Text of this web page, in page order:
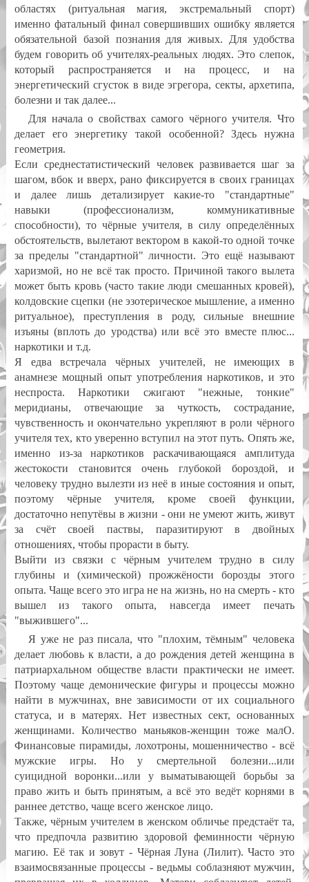
областях (ритуальная магия, экстремальный спорт)
именно фатальный финал совершивших ошибку является
обязательной базой познания для живых. Для удобства
будем говорить об учителях-реальных людях. Это слепок,
который распространяется и на процесс, и на
энергетический сгусток в виде эгрегора, секты, архетипа,
болезни и так далее...
Для начала о свойствах самого чёрного учителя. Что
делает его энергетику такой особенной? Здесь нужна
геометрия.
Если среднестатистический человек развивается шаг за
шагом, вбок и вверх, рано фиксируется в своих границах
и далее лишь детализирует какие-то "стандартные"
навыки (профессионализм, коммуникативные
способности), то чёрные учителя, в силу определённых
обстоятельств, вылетают вектором в какой-то одной точке
за пределы "стандартной" личности. Это ещё называют
харизмой, но не всё так просто. Причиной такого вылета
может быть кровь (часто такие люди смешанных кровей),
колдовские сцепки (не эзотерическое мышление, а именно
ритуальное), преступления в роду, сильные внешние
изъяны (вплоть до уродства) или всё это вместе плюс...
наркотики и т.д.
Я едва встречала чёрных учителей, не имеющих в
анамнезе мощный опыт употребления наркотиков, и это
неспроста. Наркотики сжигают "нежные, тонкие"
меридианы, отвечающие за чуткость, сострадание,
чувственность и окончательно укрепляют в роли чёрного
учителя тех, кто уверенно вступил на этот путь. Опять же,
именно из-за наркотиков раскачивающаяся амплитуда
жестокости становится очень глубокой бороздой, и
человеку трудно вылезти из неё в иные состояния и опыт,
поэтому чёрные учителя, кроме своей функции,
достаточно непутёвы в жизни - они не умеют жить, живут
за счёт своей паствы, паразитируют в двойных
отношениях, чтобы прорасти в быту.
Выйти из связки с чёрным учителем трудно в силу
глубины и (химической) прожжёности борозды этого
опыта. Чаще всего это игра не на жизнь, но на смерть - кто
вышел из такого опыта, навсегда имеет печать
"выжившего"...
Я уже не раз писала, что "плохим, тёмным" человека
делает любовь к власти, а до рождения детей женщина в
патриархальном обществе власти практически не имеет.
Поэтому чаще демонические фигуры и процессы можно
найти в мужчинах, вне зависимости от их социального
статуса, и в матерях. Нет известных сект, основанных
женщинами. Количество маньяков-женщин тоже малО.
Финансовые пирамиды, лохотроны, мошенничество - всё
мужские игры. Но у смертельной болезни...или
суицидной воронки...или у выматывающей борьбы за
право жить и быть принятым, а всё это ведёт корнями в
раннее детство, чаще всего женское лицо.
Также, чёрным учителем в женском обличье предстаёт та,
что предпочла развитию здоровой феминности чёрную
магию. Её так и зовут - Чёрная Луна (Лилит). Часто это
взаимосвязанные процессы - ведьмы соблазняют мужчин,